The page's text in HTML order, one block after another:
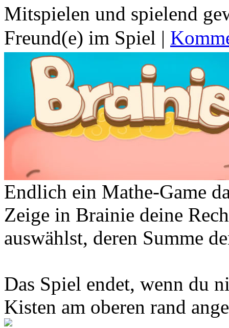
Mitspielen und spielend
Freund(e) im Spiel |
Endlich ein Mathe-Game
Zeige in Brainie deine
auswählst, deren Summe
Das Spiel endet, wenn du
Kisten am oberen rand